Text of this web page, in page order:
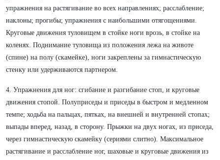
упражнения на растягивание во всех направлениях; расслабление;
наклоны; прогибы; упражнения с наибольшими отягощениями.
Круговые движения туловищем в стойке ноги врозь, в стойке на
коленях. Поднимание туловища из положения лежа на животе
(спине) на полу (скамейке), ноги закреплены за гимнастическую
стенку или удерживаются партнером.
4. Упражнения для ног: сгибание и разгибание стоп, и круговые
движения стопой. Полуприседы и приседы в быстром и медленном
темпе; ходьба на пальцах, пятках, на внешней и внутренней стопах;
выпады вперед, назад, в сторону. Прыжки на двух ногах, из приседа,
через гимнастическую скамейку (сериями слитно). Максимальное
растягивание и расслабление ног, шаховые и круговые движения из